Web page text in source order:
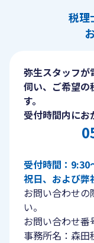
税理
弥生スタッフが
伺い、ご希望の
す。
受付時間内にお
受付時間：9:30
祝日、および弊
お問い合わせの
い。
お問い合わせ番
事務所名：森